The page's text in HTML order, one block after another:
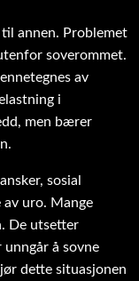
annen. Problemet
soverommet.
av
i
men bærer
sosial
uro. Mange
De utsetter
unngår å sovne
dette situasjonen